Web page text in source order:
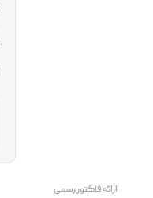
ارائه فاکتور رسمی